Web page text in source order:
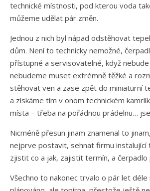
technické místnosti, pod kterou voda
můžeme udělat pár změn.
Jednou z nich byl nápad odstěhovat
dům. Není to technicky nemožné,
přístupné a servisovatelné, když
nebudeme muset extrémně těžké a
stěhovat ven a zase zpět do miniaturní
a získáme tím v onom technickém
místa – třeba na pořádnou prádelnu…
Nicméně přesun jinam znamenal to
nejprve postavit, sehnat firmu instalující
zjistit co a jak, zajistit termín, a
Všechno to nakonec trvalo o pár let déle